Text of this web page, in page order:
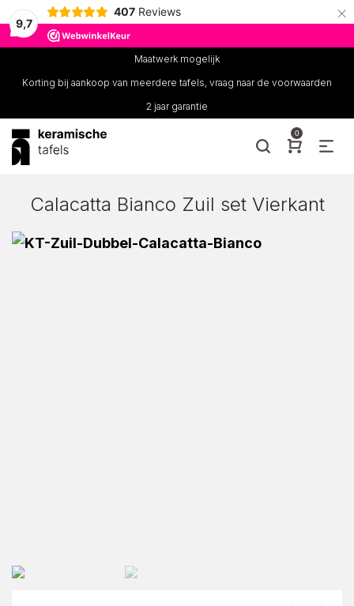
9,7
407 Reviews ×
Maatwerk mogelijk
Korting bij aankoop van meerdere tafels, vraag naar de voorwaarden
2 jaar garantie
0
Calacatta Bianco Zuil set Vierkant